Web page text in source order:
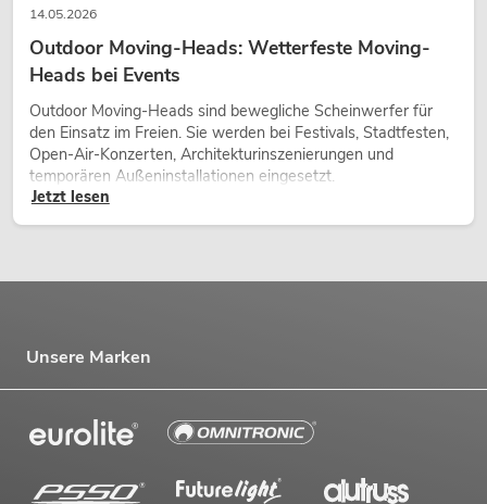
14.05.2026
Outdoor Moving-Heads: Wetterfeste Moving-
Heads bei Events
Outdoor Moving-Heads sind bewegliche Scheinwerfer für
den Einsatz im Freien. Sie werden bei Festivals, Stadtfesten,
Open-Air-Konzerten, Architekturinszenierungen und
temporären Außeninstallationen eingesetzt.
Jetzt lesen
Unsere Marken